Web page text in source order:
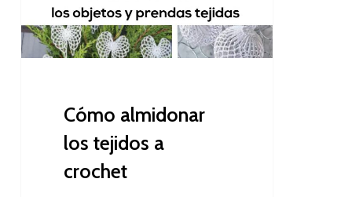
crochet
Cómo almidonar
los tejidos a
crochet